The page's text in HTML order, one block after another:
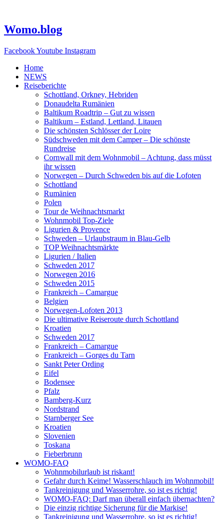
springen
Womo.blog
FacebookYoutube Instagram
Home
NEWS
Reiseberichte
Schottland, Orkney, Hebriden
Donaudelta Rumänien
Baltikum Roadtrip – Gut zu wissen
Baltikum – Estland, Lettland, Litauen
Die schönsten Schlösser der Loire
Südschweden mit dem Camper – Die schönste
Rundreise
Cornwall mit dem Wohnmobil – Achtung, dass müsst
ihr wissen
Norwegen – Durch Schweden bis auf die Lofoten
Schottland
Rumänien
Polen
Tour de Weihnachtsmarkt
Wohnmobil Top-Ziele
Ligurien & Provence
Schweden – Urlaubstraum in Blau-Gelb
TOP Weihnachtsmärkte
Ligurien / Italien
Schweden 2017
Norwegen 2016
Schweden 2015
Frankreich – Camargue
Belgien
Norwegen-Lofoten 2013
Die ultimative Reiseroute durch Schottland
Kroatien
Schweden 2017
Frankreich – Camargue
Frankreich – Gorges du Tarn
Sankt Peter Ording
Eifel
Bodensee
Pfalz
Bamberg-Kurz
Nordstrand
Starnberger See
Kroatien
Slovenien
Toskana
Fieberbrunn
WOMO-FAQ
Wohnmobilurlaub ist riskant!
Gefahr durch Keime! Wasserschlauch im Wohnmobil!
Tankreinigung und Wasserrohre, so ist es richtig!
WOMO-FAQ: Darf man überall einfach übernachten?
Die einzig richtige Sicherung für die Markise!
Tankreinigung und Wasserrohre, so ist es richtig!